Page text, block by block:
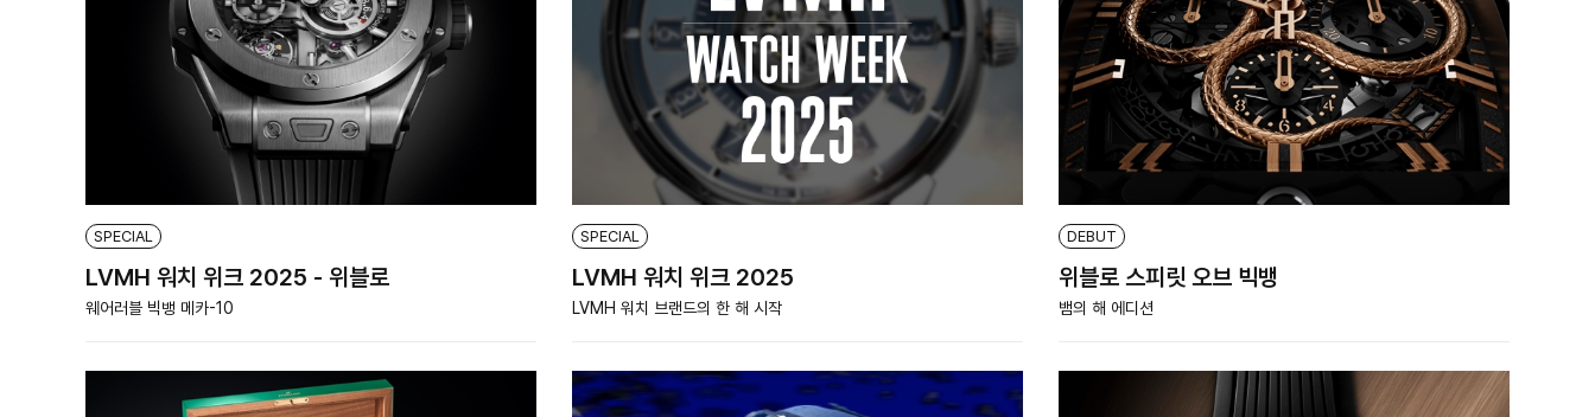
SPECIAL
LVMH 워치 위크 2025 - 위블로
웨어러블 빅뱅 메카-10
SPECIAL
LVMH 워치 위크 2025
LVMH 워치 브랜드의 한 해 시작
DEBUT
위블로 스피릿 오브 빅뱅
뱀의 해 에디션